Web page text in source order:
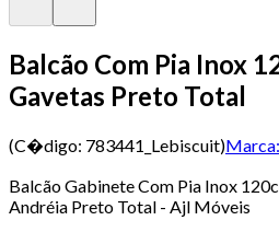
Balcão Com Pia Inox
Gavetas Preto Total
(C�digo: 783441_Lebiscuit)Marca:
Balcão Gabinete Com Pia Inox
Andréia Preto Total - Ajl Móveis